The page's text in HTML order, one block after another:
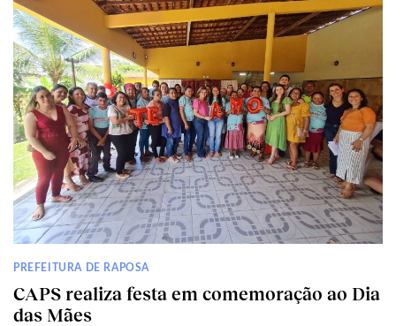
PREFEITURA DE RAPOSA
CAPS realiza festa em comemoração ao Dia
das Mães